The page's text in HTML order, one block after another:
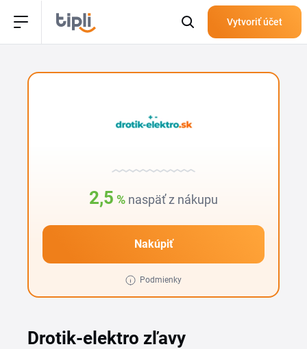
Vytvoriť účet
2,5 % naspäť z nákupu
Nakúpiť
Podmienky
Drotik-elektro zľavy